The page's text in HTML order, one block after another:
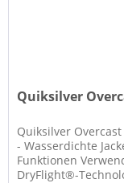
Quiksilver
Quiksilver
- Wasserdichte
Funktionen
DryFlight®-